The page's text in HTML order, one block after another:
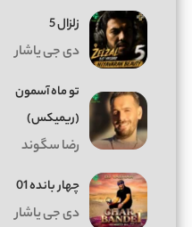
زلزال 5
دی جی یاشار
تو ماه آسمون
(ریمیکس)
رضا سگوند
چهار بانده 01
دی جی یاشار